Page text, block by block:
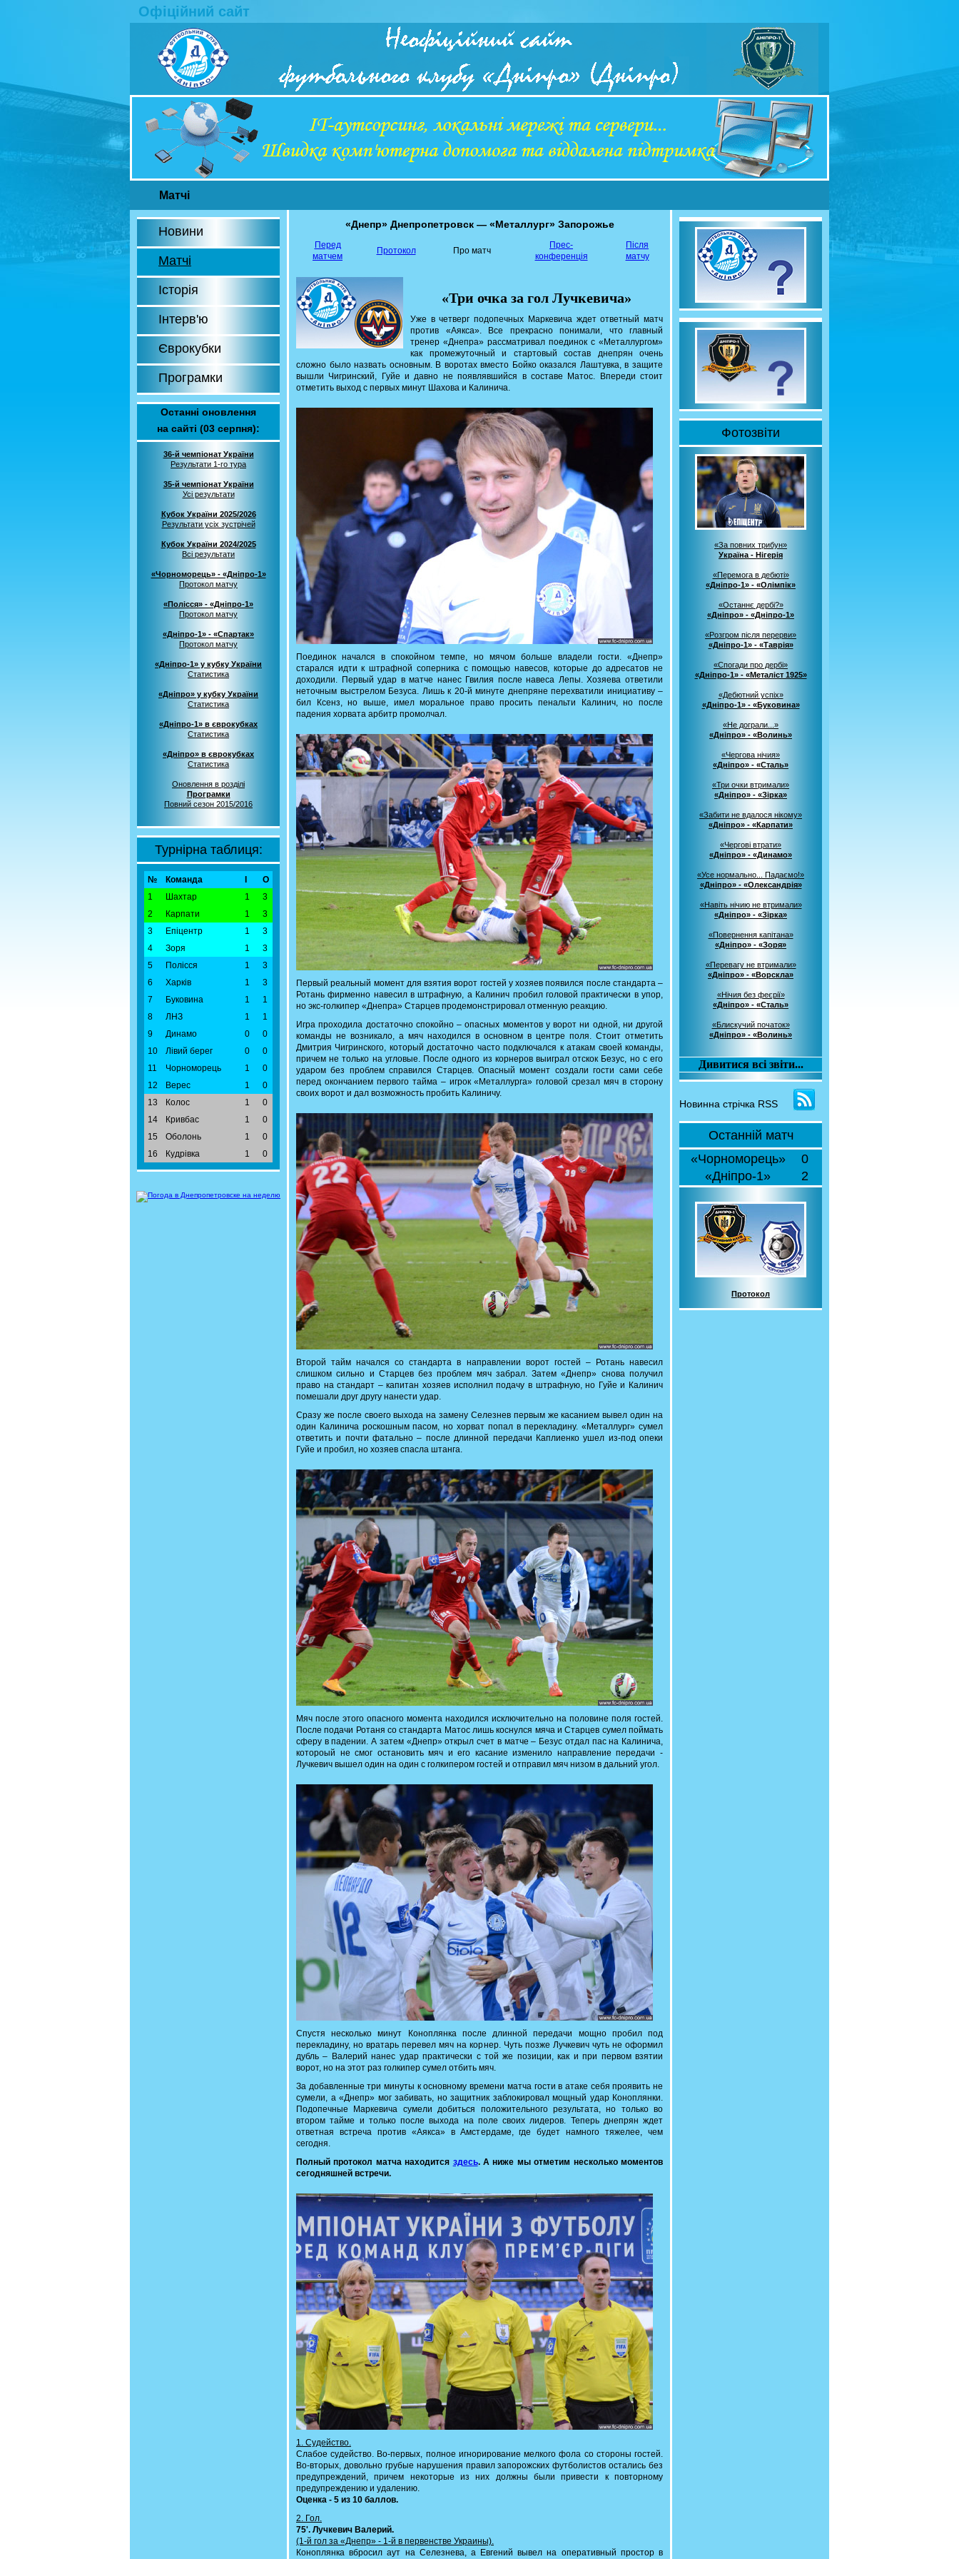
Офіційний сайт
Матчі
Новини
Матчі
Історія
Інтерв'ю
Єврокубки
Програмки
Останні оновлення
на сайті (03 серпня):
36-й чемпіонат України
Результати 1-го тура
35-й чемпіонат України
Усі результати
Кубок України 2025/2026
Результати усіх зустрічей
Кубок України 2024/2025
Всі результати
«Чорноморець» - «Дніпро-1»
Протокол матчу
«Полісся» - «Дніпро-1»
Протокол матчу
«Дніпро-1» - «Спартак»
Протокол матчу
«Дніпро-1» у кубку України
Статистика
«Дніпро» у кубку України
Статистика
«Дніпро-1» в єврокубках
Статистика
«Дніпро» в єврокубках
Статистика
Оновлення в розділі
Програмки
Повний сезон 2015/2016
Турнірна таблиця:
№ Команда
О
1
Шахтар 1
3
2
Карпати 1
3
3
Епіцентр 1
3
4
Зоря 1
3
5
Полісся 1
3
6
Харків 1
3
7
Буковина 1
1
8
ЛНЗ 1
1
9
Динамо 0
0
10
Лівий берег 0
0
11
Чорноморець 1
0
12
Верес 1
0
13
Колос 1
0
14
Кривбас 1
0
15
Оболонь 1
0
16
Кудрівка 1 0
«Днепр» Днепропетровск — «Металлург» Запорожье
Перед
матчем
Протокол Про матч
Прес-
конференція
Після
матчу
«Три очка за гол Лучкевича»
Уже в четверг подопечных Маркевича ждет ответный матч
против «Аякса». Все прекрасно понимали, что главный
тренер «Днепра» рассматривал поединок с «Металлургом»
как промежуточный и стартовый состав днепрян очень
сложно было назвать основным. В воротах вместо Бойко оказался Лаштувка, в защите
вышли Чигринский, Гуйе и давно не появлявшийся в составе Матос. Впереди стоит
отметить выход с первых минут Шахова и Калинича.
Поединок начался в спокойном темпе, но мячом больше владели гости. «Днепр»
старался идти к штрафной соперника с помощью навесов, которые до адресатов не
доходили. Первый удар в матче нанес Гвилия после навеса Лепы. Хозяева ответили
неточным выстрелом Безуса. Лишь к 20-й минуте днепряне перехватили инициативу –
бил Ксенз, но выше, имел моральное право просить пенальти Калинич, но после
падения хорвата арбитр промолчал.
Первый реальный момент для взятия ворот гостей у хозяев появился после стандарта –
Ротань фирменно навесил в штрафную, а Калинич пробил головой практически в упор,
но экс-голкипер «Днепра» Старцев продемонстрировал отменную реакцию.
Игра проходила достаточно спокойно – опасных моментов у ворот ни одной, ни другой
команды не возникало, а мяч находился в основном в центре поля. Стоит отметить
Дмитрия Чигринского, который достаточно часто подключался к атакам своей команды,
причем не только на угловые. После одного из корнеров выиграл отскок Безус, но с его
ударом без проблем справился Старцев. Опасный момент создали гости сами себе
перед окончанием первого тайма – игрок «Металлурга» головой срезал мяч в сторону
своих ворот и дал возможность пробить Калиничу.
Второй тайм начался со стандарта в направлении ворот гостей – Ротань навесил
слишком сильно и Старцев без проблем мяч забрал. Затем «Днепр» снова получил
право на стандарт – капитан хозяев исполнил подачу в штрафную, но Гуйе и Калинич
помешали друг другу нанести удар.
Сразу же после своего выхода на замену Селезнев первым же касанием вывел один на
один Калинича роскошным пасом, но хорват попал в перекладину. «Металлург» сумел
ответить и почти фатально – после длинной передачи Каплиенко ушел из-под опеки
Гуйе и пробил, но хозяев спасла штанга.
Мяч после этого опасного момента находился исключительно на половине поля гостей.
После подачи Ротаня со стандарта Матос лишь коснулся мяча и Старцев сумел поймать
сферу в падении. А затем «Днепр» открыл счет в матче – Безус отдал пас на Калинича,
котороый не смог остановить мяч и его касание изменило направление передачи -
Лучкевич вышел один на один с голкипером гостей и отправил мяч низом в дальний угол.
Спустя несколько минут Коноплянка после длинной передачи мощно пробил под
перекладину, но вратарь перевел мяч на корнер. Чуть позже Лучкевич чуть не оформил
дубль – Валерий нанес удар практически с той же позиции, как и при первом взятии
ворот, но на этот раз голкипер сумел отбить мяч.
За добавленные три минуты к основному времени матча гости в атаке себя проявить не
сумели, а «Днепр» мог забивать, но защитник заблокировал мощный удар Коноплянки.
Подопечные Маркевича сумели добиться положительного результата, но только во
втором тайме и только после выхода на поле своих лидеров. Теперь днепрян ждет
ответная встреча против «Аякса» в Амстердаме, где будет намного тяжелее, чем
сегодня.
Полный протокол матча находится здесь. А ниже мы отметим несколько моментов
сегодняшней встречи.
1. Судейство.
Слабое судейство. Во-первых, полное игнорирование мелкого фола со стороны гостей.
Во-вторых, довольно грубые нарушения правил запорожских футболистов остались без
предупреждений, причем некоторые из них должны были привести к повторному
предупреждению и удалению.
Оценка - 5 из 10 баллов.
2. Гол.
75'. Лучкевич Валерий.
(1-й гол за «Днепр» - 1-й в первенстве Украины).
Коноплянка вбросил аут на Селезнева, а Евгений вывел на оперативный простор в
Фотозвіти
«За повних трибун»
Україна - Нігерія
«Перемога в дебюті»
«Дніпро-1» - «Олімпік»
«Останнє дербі?»
«Дніпро» - «Дніпро-1»
«Розгром після перерви»
«Дніпро-1» - «Таврія»
«Спогади про дербі»
«Дніпро-1» - «Металіст 1925»
«Дебютний успіх»
«Дніпро-1» - «Буковина»
«Не дограли...»
«Дніпро» - «Волинь»
«Чергова нічия»
«Дніпро» - «Сталь»
«Три очки втримали»
«Дніпро» - «Зірка»
«Забити не вдалося нікому»
«Дніпро» - «Карпати»
«Чергові втрати»
«Дніпро» - «Динамо»
«Усе нормально... Падаємо!»
«Дніпро» - «Олександрія»
«Навіть нічию не втримали»
«Дніпро» - «Зірка»
«Повернення капітана»
«Дніпро» - «Зоря»
«Перевагу не втримали»
«Дніпро» - «Ворскла»
«Нічия без феєрії»
«Дніпро» - «Сталь»
«Блискучий початок»
«Дніпро» - «Волинь»
Дивитися всі звіти...
Новинна стрічка RSS
Останній матч
«Чорноморець»
0
«Дніпро-1»
2
Протокол